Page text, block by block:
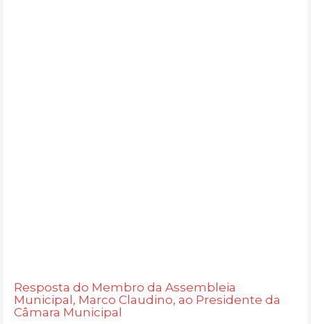
Resposta do Membro da Assembleia
Municipal, Marco Claudino, ao Presidente da
Câmara Municipal